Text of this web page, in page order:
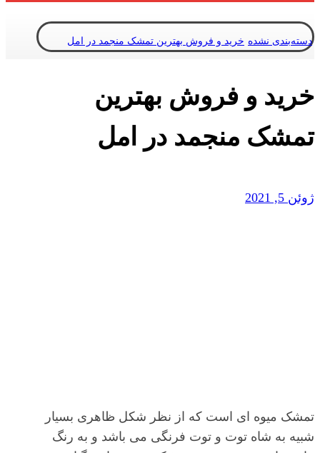
دسته‌بندی نشده خرید و فروش بهترین تمشک منجمد در امل
خرید و فروش بهترین
تمشک منجمد در امل
ژوئن 5, 2021
تمشک میوه ای است که از نظر شکل ظاهری بسیار
شبیه به شاه توت و توت فرنگی می باشد و به رنگ